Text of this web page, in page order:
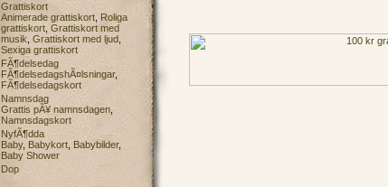
Grattiskort
Animerade grattiskort Roliga
grattiskort Grattiskort med
musik Grattiskort med ljud
Sexiga grattiskort
FÃ¶delsedag
FÃ¶delsedagshÃ¤lsningar,
FÃ¶delsedagskort
Namnsdag
Grattis pÃ¥ namnsdagen
Namnsdagskort
NyfÃ¶dda
Baby, Babykort Babybilder,
Baby Shower
Dop